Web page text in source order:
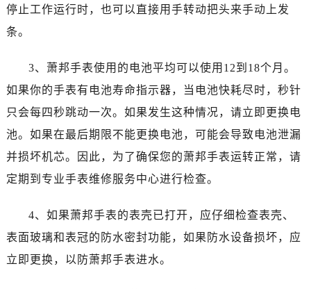
停止工作运行时，也可以直接用手转动把头来手动上发
条。
3、萧邦手表使用的电池平均可以使用12到18个月。
如果你的手表有电池寿命指示器，当电池快耗尽时，秒针
只会每四秒跳动一次。如果发生这种情况，请立即更换电
池。如果在最后期限不能更换电池，可能会导致电池泄漏
并损坏机芯。因此，为了确保您的萧邦手表运转正常，请
定期到专业手表维修服务中心进行检查。
4、如果萧邦手表的表壳已打开，应仔细检查表壳、
表面玻璃和表冠的防水密封功能，如果防水设备损坏，应
立即更换，以防萧邦手表进水。